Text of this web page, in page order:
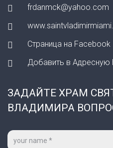
frdanmck@yahoo.com
Страница на Facebook
Добавить в Адресную
ЗАДАЙТЕ ХРАМ
ВЛАДИМИРА
Ваше
имя